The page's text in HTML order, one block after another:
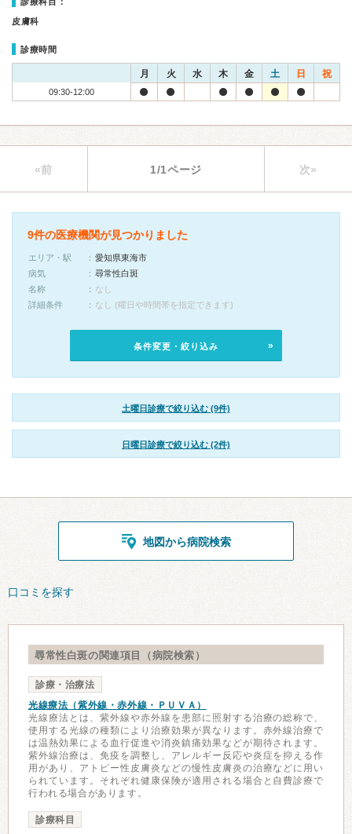
皮膚科
診療時間
月 火 水 木 金 土 日 祝
09:30-12:00
«前 1/1ページ 次»
9件の医療機関が見つかりました
エリア・駅
愛知県東海市
病気
尋常性白斑
名称
なし
詳細条件
なし (曜日や時間帯を指定できます)
条件変更・絞り込み
土曜日診療で絞り込む (9件)
日曜日診療で絞り込む (2件)
地図から病院検索
口コミを探す
尋常性白斑の関連項目（病院検索）
診療・治療法
光線療法（紫外線・赤外線・ＰＵＶＡ）
光線療法とは、紫外線や赤外線を患部に照射する治療の総称で、
使用する光線の種類により治療効果が異なります。赤外線治療で
は温熱効果による血行促進や消炎鎮痛効果などが期待されます。
紫外線治療は、免疫を調整し、アレルギー反応や炎症を抑える作
用があり、アトピー性皮膚炎などの慢性皮膚炎の治療などに用い
られています。それぞれ健康保険が適用される場合と自費診療で
行われる場合があります。
診療科目